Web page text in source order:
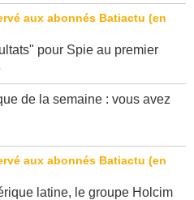
pour Spie au premier
de la semaine : vous avez
latine, le groupe Holcim